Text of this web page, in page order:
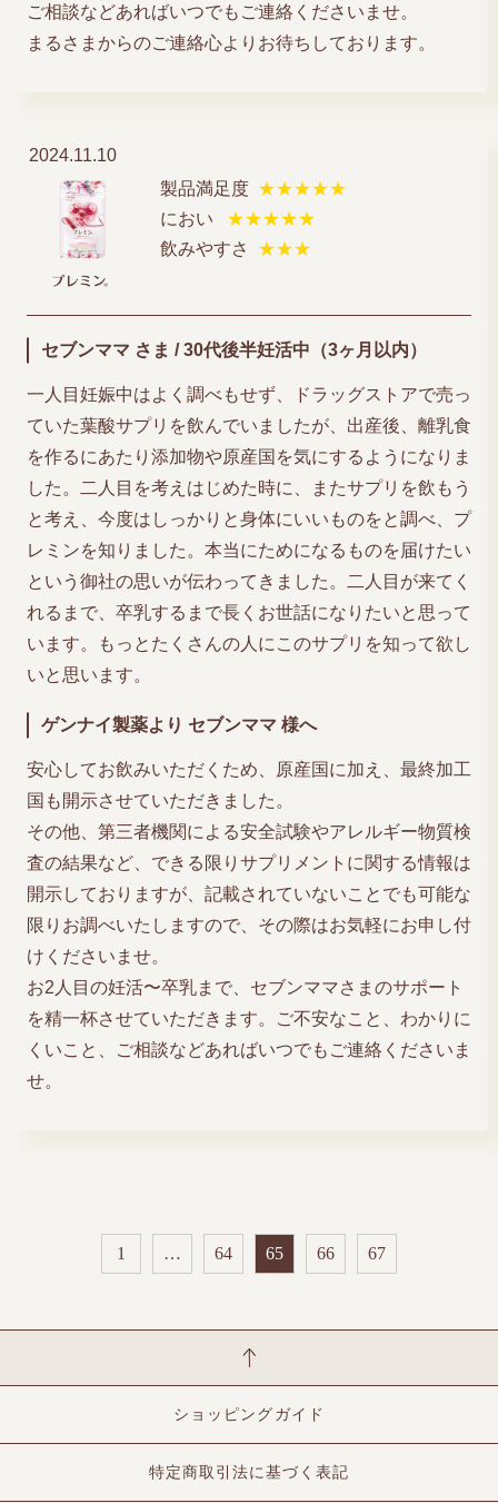
ご相談などあればいつでもご連絡くださいませ。
まるさまからのご連絡心よりお待ちしております。
2024.11.10
製品満足度 ★★★★★
におい
★★★★★
飲みやすさ
★★★
セブンママ さま / 30代後半妊活中（3ヶ月以内）
一人目妊娠中はよく調べもせず、ドラッグストアで売っ
ていた葉酸サプリを飲んでいましたが、出産後、離乳食
を作るにあたり添加物や原産国を気にするようになりま
した。二人目を考えはじめた時に、またサプリを飲もう
と考え、今度はしっかりと身体にいいものをと調べ、プ
レミンを知りました。本当にためになるものを届けたい
という御社の思いが伝わってきました。二人目が来てく
れるまで、卒乳するまで長くお世話になりたいと思って
います。もっとたくさんの人にこのサプリを知って欲し
いと思います。
ゲンナイ製薬より セブンママ 様へ
安心してお飲みいただくため、原産国に加え、最終加工
国も開示させていただきました。
その他、第三者機関による安全試験やアレルギー物質検
査の結果など、できる限りサプリメントに関する情報は
開示しておりますが、記載されていないことでも可能な
限りお調べいたしますので、その際はお気軽にお申し付
けくださいませ。
お2人目の妊活〜卒乳まで、セブンママさまのサポート
を精一杯させていただきます。ご不安なこと、わかりに
くいこと、ご相談などあればいつでもご連絡くださいま
せ。
1 … 64 65 66 67
ショッピングガイド
特定商取引法に基づく表記